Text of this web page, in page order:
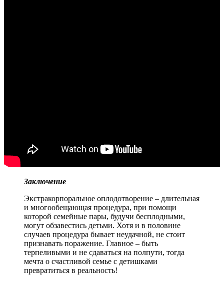
Заключение
Экстракорпоральное оплодотворение – длительная
и многообещающая процедура, при помощи
которой семейные пары, будучи бесплодными,
могут обзавестись детьми. Хотя и в половине
случаев процедура бывает неудачной, не стоит
признавать поражение. Главное – быть
терпеливыми и не сдаваться на полпути, тогда
мечта о счастливой семье с детишками
превратиться в реальность!